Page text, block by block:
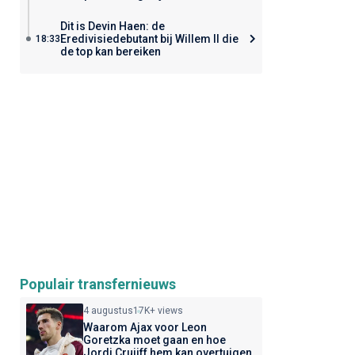
18:33
Dit is Devin Haen: de
Eredivisiedebutant bij Willem II die
de top kan bereiken
Populair transfernieuws
4 augustus17K+ views
Waarom Ajax voor Leon
Goretzka moet gaan en hoe